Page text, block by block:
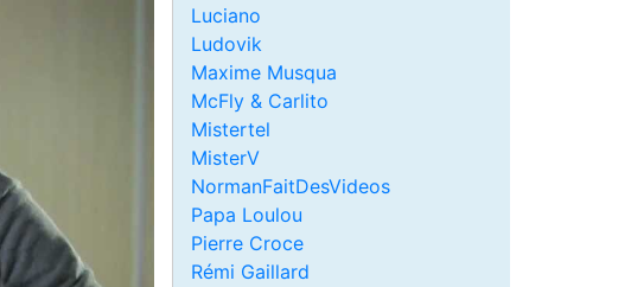
Luciano
Ludovik
Maxime Musqua
McFly & Carlito
Mistertel
MisterV
NormanFaitDesVideos
Papa Loulou
Pierre Croce
Rémi Gaillard